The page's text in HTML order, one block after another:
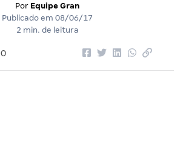
Por Equipe Gran
Publicado em 08/06/17
2 min. de leitura
0